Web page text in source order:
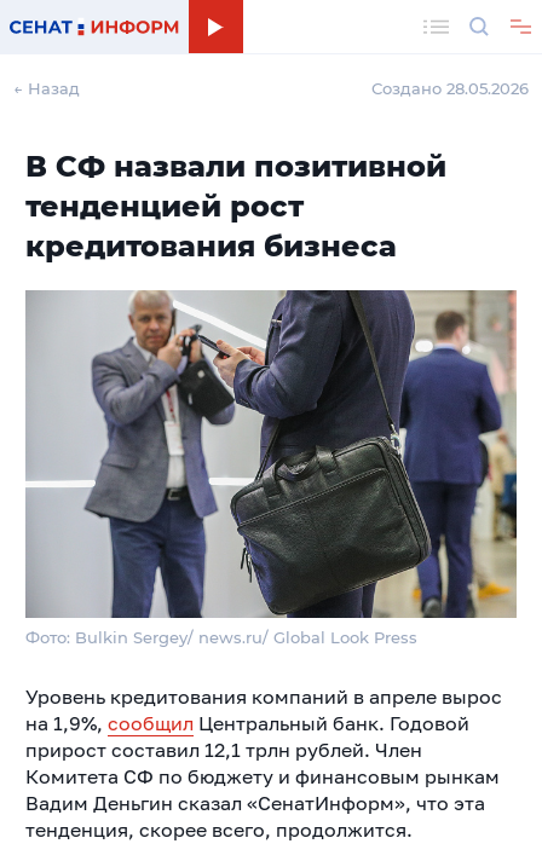
← Назад Создано 28.05.2026
В СФ назвали позитивной
тенденцией рост
кредитования бизнеса
Фото: Bulkin Sergey/ news.ru/ Global Look Press
Уровень кредитования компаний в апреле вырос
на 1,9%, сообщил Центральный банк. Годовой
прирост составил 12,1 трлн рублей. Член
Комитета СФ по бюджету и финансовым рынкам
Вадим Деньгин сказал «СенатИнформ», что эта
тенденция, скорее всего, продолжится.